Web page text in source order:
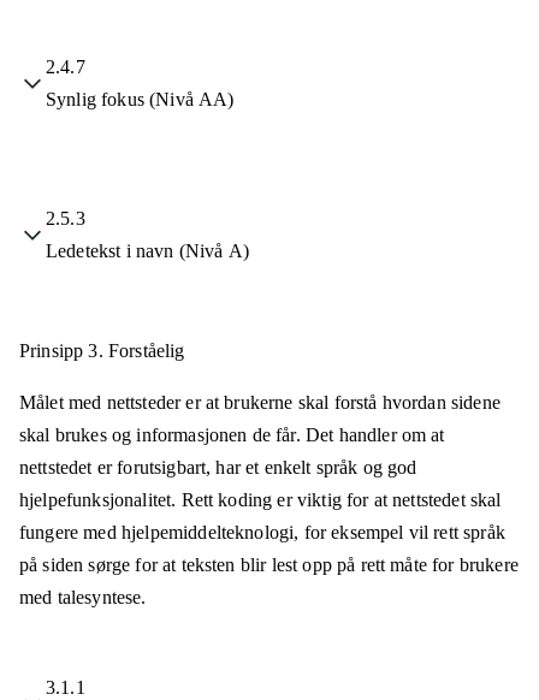
2.4.7
Synlig fokus (Nivå AA)
2.5.3
Ledetekst i navn (Nivå A)
Prinsipp 3. Forståelig
Målet med nettsteder er at brukerne skal forstå hvordan sidene
skal brukes og informasjonen de får. Det handler om at
nettstedet er forutsigbart, har et enkelt språk og god
hjelpefunksjonalitet. Rett koding er viktig for at nettstedet skal
fungere med hjelpemiddelteknologi, for eksempel vil rett språk
på siden sørge for at teksten blir lest opp på rett måte for brukere
med talesyntese.
3.1.1